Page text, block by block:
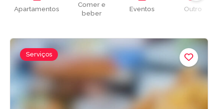
Apartamentos
Comer e
beber
Eventos Outro
Serviços